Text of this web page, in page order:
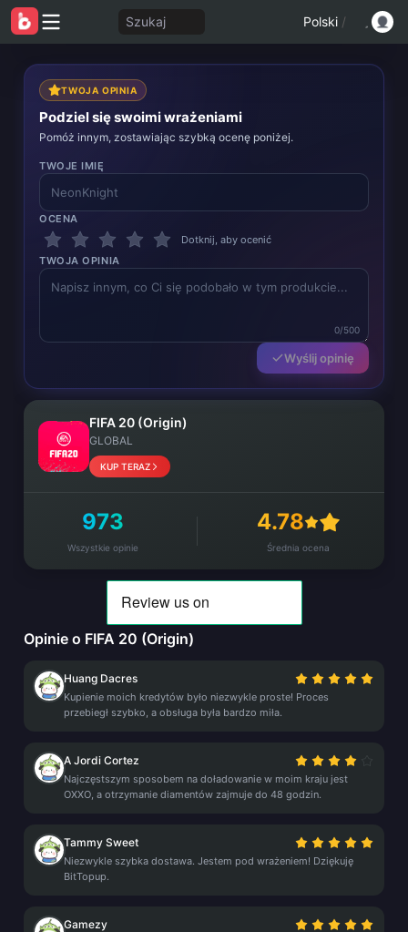
Szukaj Polski /
TWOJA OPINIA
Podziel się swoimi wrażeniami
Pomóż innym, zostawiając szybką ocenę poniżej.
TWOJE IMIĘ
OCENA
Dotknij, aby ocenić
TWOJA OPINIA
0/500
Wyślij opinię
FIFA 20 (Origin)
GLOBAL
KUP TERAZ
973
Wszystkie opinie
4.78
Średnia ocena
Opinie o FIFA 20 (Origin)
Huang Dacres
Kupienie moich kredytów było niezwykle proste! Proces
przebiegł szybko, a obsługa była bardzo miła.
A Jordi Cortez
Najczęstszym sposobem na doładowanie w moim kraju jest
OXXO, a otrzymanie diamentów zajmuje do 48 godzin.
Tammy Sweet
Niezwykle szybka dostawa. Jestem pod wrażeniem! Dziękuję
BitTopup.
Gamezy